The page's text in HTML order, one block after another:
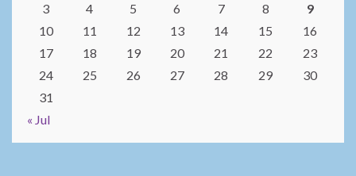
« Jul
3
4 5 6 7 8
9
10
11 12 13 14 15
16
17
18 19 20 21 22
23
24
25 26 27 28 29
30
31